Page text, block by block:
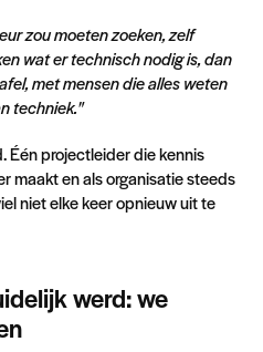
zou moeten zoeken, zelf
wat er technisch nodig is, dan
met mensen die alles weten
techniek."
Één projectleider die kennis
maakt en als organisatie steeds
niet elke keer opnieuw uit te
werd: we